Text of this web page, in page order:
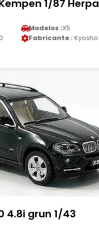
1/87 Herpa
Modelos :X5
Fabricante : Kyosho
4.8i grun 1/43